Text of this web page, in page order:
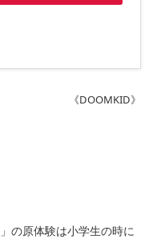
《DOOMKID》
の原体験は小学生の時に